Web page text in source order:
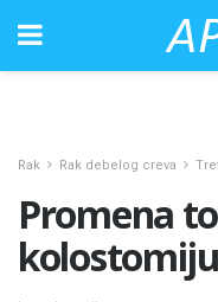
Rak Rak debelog creva
Promena
kolostomiju